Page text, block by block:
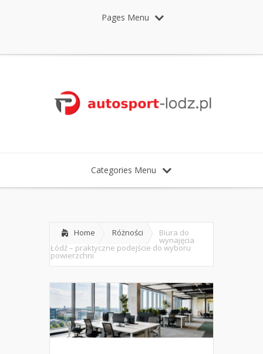
Pages Menu
Categories Menu
Home Różności Biura do
wynajęcia
Łódź – praktyczne podejście do wyboru
powierzchni